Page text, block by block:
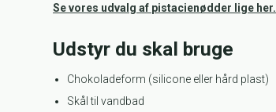
Se vores udvalg af pistacienødder lige her.
Udstyr du skal bruge
Chokoladeform (silicone eller hård plast)
Skål til vandbad